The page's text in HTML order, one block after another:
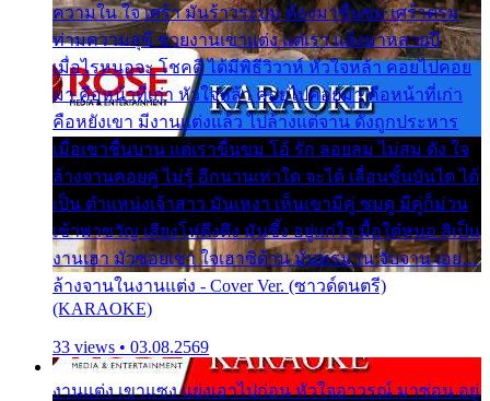
ความใน ใจ เศร้า มันร้าวระบม ต้องมาขื่นขม เศร้าตรม
ท่ามความสุขี ช่วยงานเขาแต่ง แต่เรา แล้งมาหลายปี
เมื่อไรหนอจะ โชคดี ได้มีพิธีวิวาห์ หัวใจหล้า คอยไปคอย
มา คือหน้าที่เก่า หัวใจหล้า คอยไปคอยมา คือหน้าที่เก่า
คือหยังเขา มีงานแต่งแล้ว ไปล้างแต่จาน ดั่งถูกประหาร
เมื่อเขาชื่นบาน แต่เราขื่นขม โอ้ รัก ลอยลม ไม่สม ดัง ใจ
ล้างจานคอยคู่ ไม่รู้ อีกนานเท่าใด จะได้ เลื่อนขั้นบันได ได้
เป็น ตำแหน่งเจ้าสาว มันเหงา เห็นเขามีคู่ ซมดู มีคู่ก็ม่วน
เข้าพาขวัญ เสียงโห่ตึงตึง มันซึ้ง อยู่แก่ใจ มื้อใด๋หนอ สิเป็น
งานเฮา มัวซอยเขา ใจเฮาซิด้าน มันทรมาน จับจาน เอย…
ล้างจานในงานแต่ง - Cover Ver. (ซาวด์ดนตรี)
(KARAOKE)
33 views • 03.08.2569
งานแต่ง เขาแซง แย่งเอาไปก่อน หัวใจอาวรณ์ มาซ่อน อยู่